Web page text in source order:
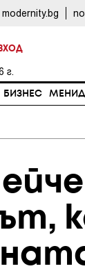
modernity.bg
ВХОД
г.
БИЗНЕС